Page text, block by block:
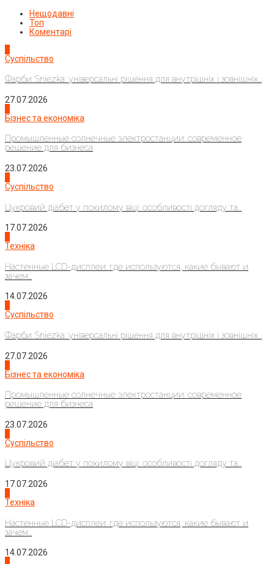
Нещодавні
Топ
Коментарі
Суспільство
Фарби Sniezka: універсальні рішення для внутрішніх і зовнішніх...
27.07.2026
Бізнес та економіка
Промышленные солнечные электростанции: современное
решение для бизнеса
23.07.2026
Суспільство
Цукровий діабет у похилому віці: особливості догляду та...
17.07.2026
Техніка
Настенные LCD-дисплеи: где используются, какие бывают и
зачем...
14.07.2026
Суспільство
Фарби Sniezka: універсальні рішення для внутрішніх і зовнішніх...
27.07.2026
Бізнес та економіка
Промышленные солнечные электростанции: современное
решение для бизнеса
23.07.2026
Суспільство
Цукровий діабет у похилому віці: особливості догляду та...
17.07.2026
Техніка
Настенные LCD-дисплеи: где используются, какие бывают и
зачем...
14.07.2026